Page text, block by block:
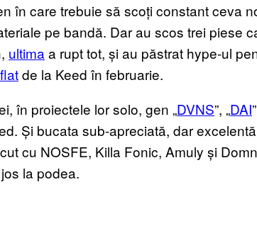
în care trebuie să scoți constant ceva
pe bandă. Dar au scos trei piese
ultimaa rupt tot, și au păstrat hype-ul
de la Keed în februarie.
în proiectele lor solo, gen „DVNS”, „DAI
Și bucata sub-apreciată, dar
cu NOSFE, Killa Fonic, Amuly și
la podea.